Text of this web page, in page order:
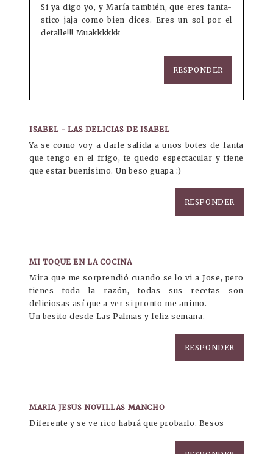
Si ya digo yo, y María también, que eres fanta-
stico jaja como bien dices. Eres un sol por el
detalle!!! Muakkkkkk
RESPONDER
ISABEL - LAS DELICIAS DE ISABEL
Ya se como voy a darle salida a unos botes de fanta
que tengo en el frigo, te quedo espectacular y tiene
que estar buenisimo. Un beso guapa :)
RESPONDER
MI TOQUE EN LA COCINA
Mira que me sorprendió cuando se lo vi a Jose, pero
tienes toda la razón, todas sus recetas son
deliciosas así que a ver si pronto me animo.
Un besito desde Las Palmas y feliz semana.
RESPONDER
MARIA JESUS NOVILLAS MANCHO
Diferente y se ve rico habrá que probarlo. Besos